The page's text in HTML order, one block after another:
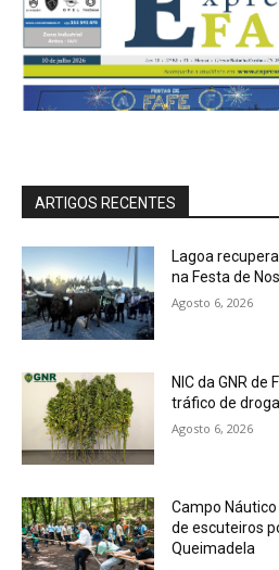
ARTIGOS RECENTES
Lagoa
na Festa de
Agosto 6, 2026
NIC da GNR
tráfico de
Agosto 6, 2026
Campo
de escuteiros
Queimadela